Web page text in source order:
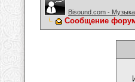
Bisound.com -
Сообщение